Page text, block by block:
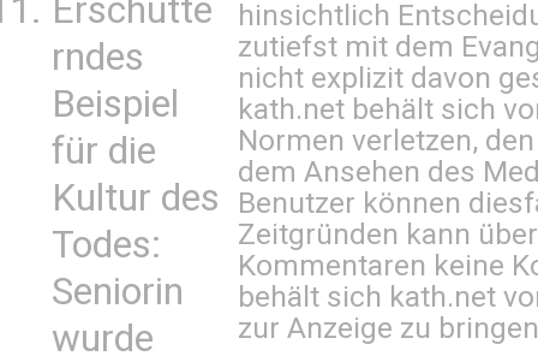
Erschütte
rndes
Beispiel
für die
Kultur des
Todes:
Seniorin
wurde
hinsichtlich
zutiefst mit dem
nicht explizit davon
kath.net behält sich
Normen verletzen,
dem Ansehen des
Benutzer können
Zeitgründen kann
Kommentaren keine
behält sich kath.net
zur Anzeige zu